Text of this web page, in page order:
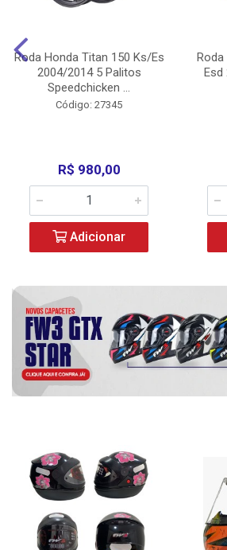
Roda Honda Titan 150 Ks/Es
2004/2014 5 Palitos
Speedchicken ...
Código: 27345
R$ 980,00
Adicionar
Esd